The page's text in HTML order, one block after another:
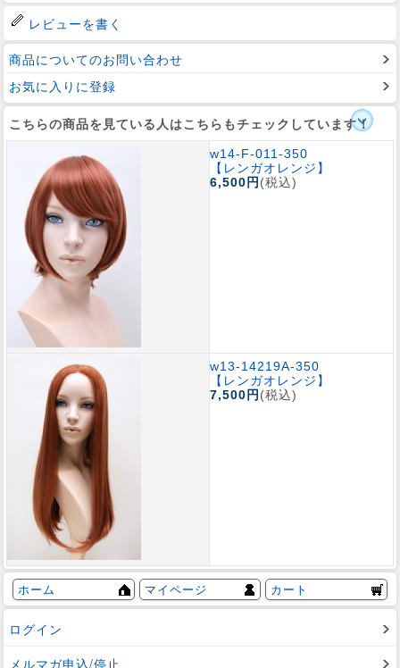
レビューを書く
商品についてのお問い合わせ
お気に入りに登録
こちらの商品を見ている人はこちらもチェックしています！
w14-F-011-350
【レンガオレンジ】
6,500円(税込)
w13-14219A-350
【レンガオレンジ】
7,500円(税込)
ホーム マイページ カート
ログイン
メルマガ申込/停止